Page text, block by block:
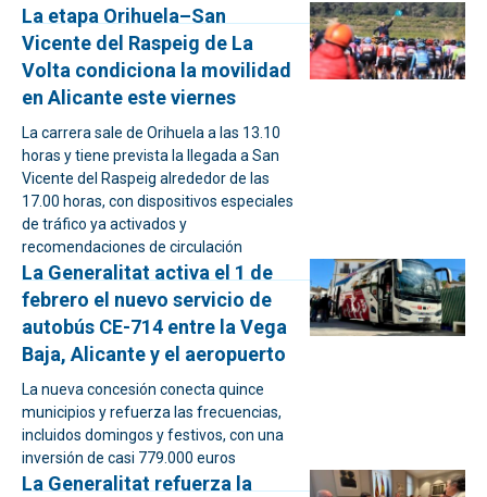
La etapa Orihuela–San
Vicente del Raspeig de La
Volta condiciona la movilidad
en Alicante este viernes
La carrera sale de Orihuela a las 13.10
horas y tiene prevista la llegada a San
Vicente del Raspeig alrededor de las
17.00 horas, con dispositivos especiales
de tráfico ya activados y
recomendaciones de circulación
La Generalitat activa el 1 de
febrero el nuevo servicio de
autobús CE-714 entre la Vega
Baja, Alicante y el aeropuerto
La nueva concesión conecta quince
municipios y refuerza las frecuencias,
incluidos domingos y festivos, con una
inversión de casi 779.000 euros
La Generalitat refuerza la